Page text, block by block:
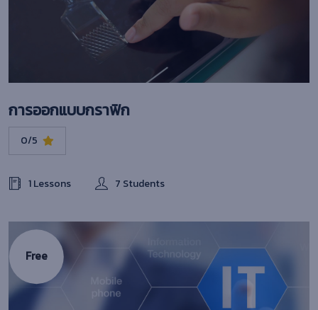
การออกแบบกราฟิก
0/5
1 Lessons 7 Students
Free